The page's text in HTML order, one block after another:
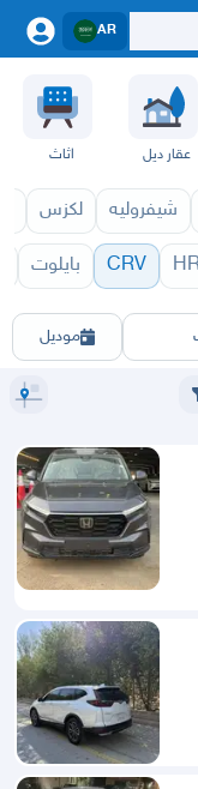
AR
عقار ديل اثاث
شيفروليه لكزس
CRV بايلوت
القصيمحائل أبها الباحة
موديل
CRV 1970